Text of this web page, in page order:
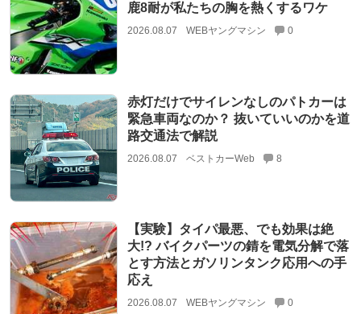
鹿8耐が私たちの胸を熱くするワケ
2026.08.07 WEBヤングマシン 0
赤灯だけでサイレンなしのパトカーは
緊急車両なのか？ 抜いていいのかを道
路交通法で解説
2026.08.07 ベストカーWeb 8
【実験】タイパ最悪、でも効果は絶
大!? バイクパーツの錆を電気分解で落
とす方法とガソリンタンク応用への手
応え
2026.08.07 WEBヤングマシン 0